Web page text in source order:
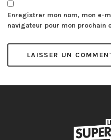
Enregistrer mon nom, mon e-
navigateur pour mon prochain